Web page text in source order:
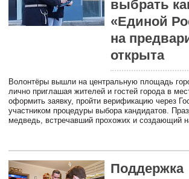
выбрать
«Единой
на
открыта
Волонтёры вышли на центральную площадь
лично приглашая жителей и гостей города в
оформить заявку, пройти верификацию через
участником процедуры выбора кандидатов.
медведь, встречавший прохожих и создающий
Поддержка